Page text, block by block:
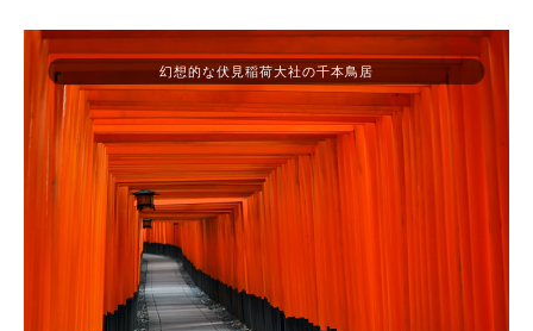
幻想的な伏見稲荷大社の千本鳥居